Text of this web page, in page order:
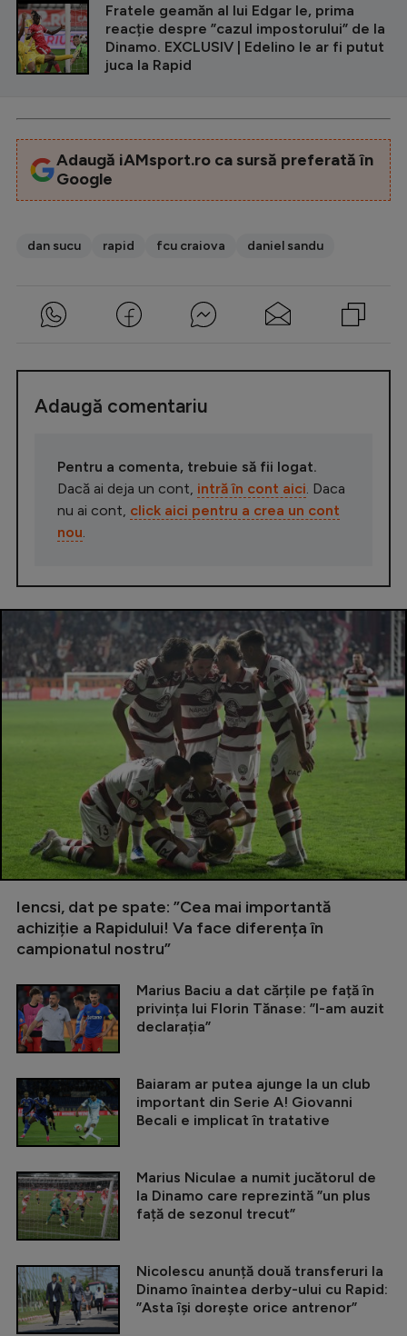
Fratele geamăn al lui Edgar Ie, prima
reacție despre ”cazul impostorului” de la
Dinamo. EXCLUSIV | Edelino Ie ar fi putut
juca la Rapid
Adaugă iAMsport.ro ca sursă preferată în
Google
dan sucu rapid fcu craiova daniel sandu
Adaugă comentariu
Pentru a comenta, trebuie să fii logat.
Dacă ai deja un cont, intră în cont aici. Daca
nu ai cont, click aici pentru a crea un cont
nou.
Iencsi, dat pe spate: ”Cea mai importantă
achiziție a Rapidului! Va face diferența în
campionatul nostru”
Marius Baciu a dat cărțile pe față în
privința lui Florin Tănase: ”I-am auzit
declarația”
Baiaram ar putea ajunge la un club
important din Serie A! Giovanni
Becali e implicat în tratative
Marius Niculae a numit jucătorul de
la Dinamo care reprezintă ”un plus
față de sezonul trecut”
Nicolescu anunță două transferuri la
Dinamo înaintea derby-ului cu Rapid:
”Asta își dorește orice antrenor”